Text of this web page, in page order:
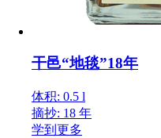
干邑“地毯”18年
体积: 0.5 l
摘抄: 18 年
学到更多